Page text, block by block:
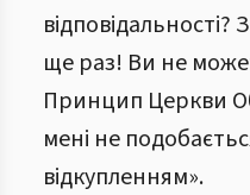
ще раз! Ви не
Принцип Церкви
мені не
відкупленням».